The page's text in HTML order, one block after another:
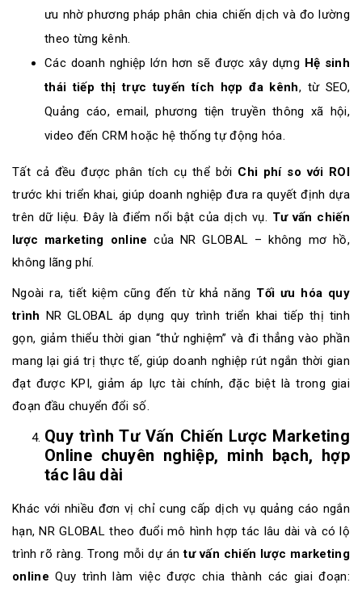
ưu nhờ phương pháp phân chia chiến dịch và đo lường
theo từng kênh.
Các doanh nghiệp lớn hơn sẽ được xây dựng Hệ sinh
thái tiếp thị trực tuyến tích hợp đa kênh, từ SEO,
Quảng cáo, email, phương tiện truyền thông xã hội,
video đến CRM hoặc hệ thống tự động hóa.
Tất cả đều được phân tích cụ thể bởi Chi phí so với ROI
trước khi triển khai, giúp doanh nghiệp đưa ra quyết định dựa
trên dữ liệu. Đây là điểm nổi bật của dịch vụ. Tư vấn chiến
lược marketing onlinecủa NR GLOBAL – không mơ hồ,
không lãng phí.
Ngoài ra, tiết kiệm cũng đến từ khả năng Tối ưu hóa quy
trình NR GLOBAL áp dụng quy trình triển khai tiếp thị tinh
gọn, giảm thiểu thời gian “thử nghiệm” và đi thẳng vào phần
mang lại giá trị thực tế, giúp doanh nghiệp rút ngắn thời gian
đạt được KPI, giảm áp lực tài chính, đặc biệt là trong giai
đoạn đầu chuyển đổi số.
Quy trình Tư Vấn Chiến Lược Marketing
Online chuyên nghiệp, minh bạch, hợp
tác lâu dài
Khác với nhiều đơn vị chỉ cung cấp dịch vụ quảng cáo ngắn
hạn, NR GLOBAL theo đuổi mô hình hợp tác lâu dài và có lộ
trình rõ ràng. Trong mỗi dự án tư vấn chiến lược marketing
onlineQuy trình làm việc được chia thành các giai đoạn: